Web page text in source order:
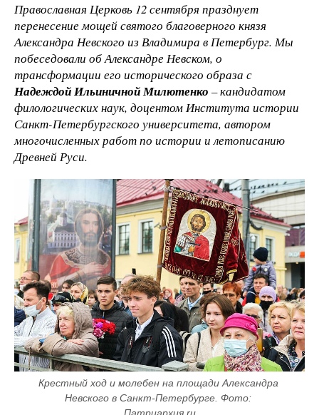
Православная Церковь 12 сентября празднует
перенесение мощей святого благоверного князя
Александра Невского из Владимира в Петербург. Мы
побеседовали об Александре Невском, о
трансформации его исторического образа с
Надеждой Ильиничной Милютенко – кандидатом
филологических наук, доцентом Института истории
Санкт-Петербургского университета, автором
многочисленных работ по истории и летописанию
Древней Руси.
Крестный ход и молебен на площади Александра
Невского в Санкт-Петербурге. Фото: